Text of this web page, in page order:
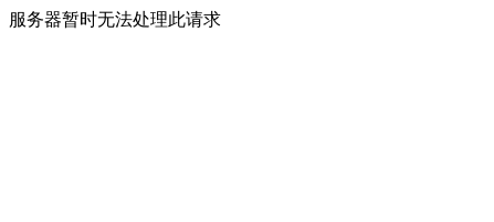
服务器暂时无法处理此请求